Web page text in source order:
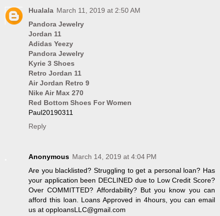
Hualala March 11, 2019 at 2:50 AM
Pandora Jewelry
Jordan 11
Adidas Yeezy
Pandora Jewelry
Kyrie 3 Shoes
Retro Jordan 11
Air Jordan Retro 9
Nike Air Max 270
Red Bottom Shoes For Women
Paul20190311
Reply
Anonymous March 14, 2019 at 4:04 PM
Are you blacklisted? Struggling to get a personal loan? Has
your application been DECLINED due to Low Credit Score?
Over COMMITTED? Affordability? But you know you can
afford this loan. Loans Approved in 4hours, you can email
us at opploansLLC@gmail.com